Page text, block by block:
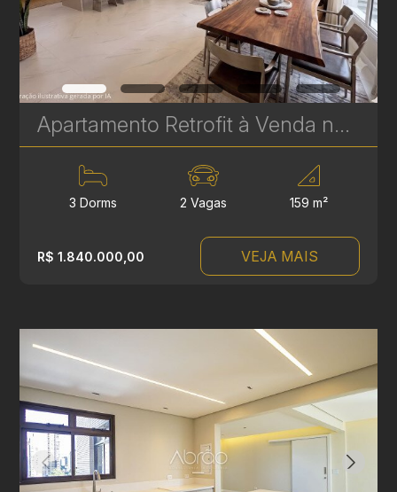
Apartamento Retrofit à Venda no Batel – Edifício Cristina | 3 Quartos, 2 Suítes, 159 m² | Ref 1748
3 Dorms 2 Vagas 159 m²
R$ 1.840.000,00 VEJA MAIS